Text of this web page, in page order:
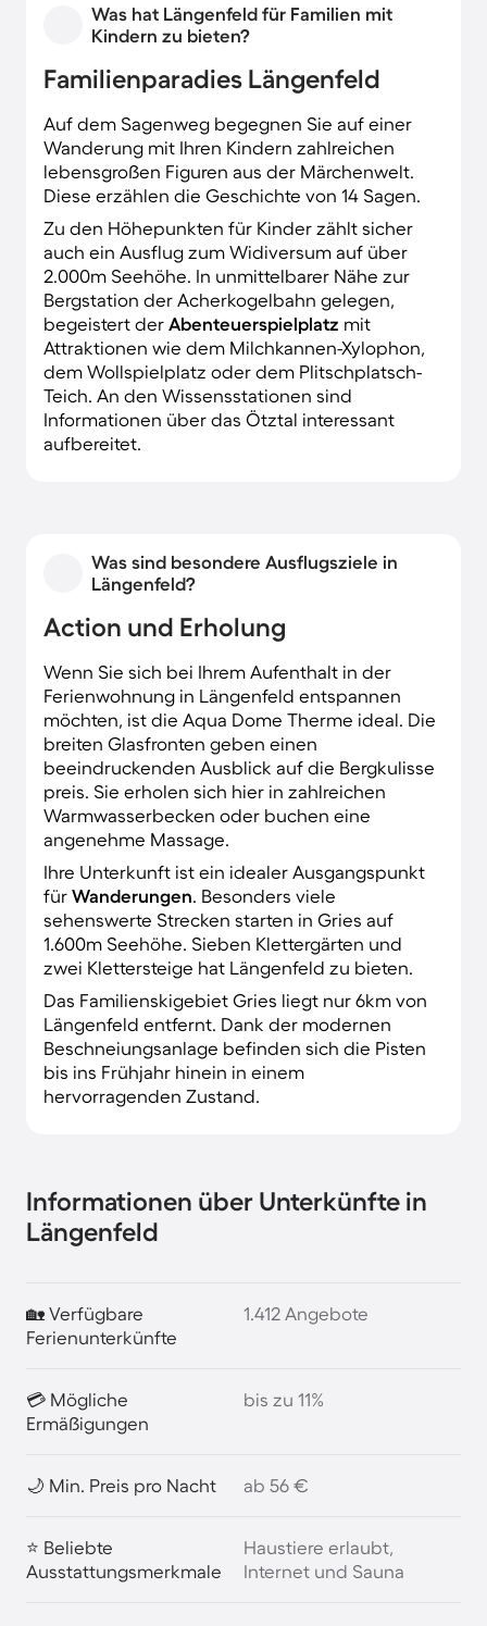
Was hat Längenfeld für Familien mit
Kindern zu bieten?
Familienparadies Längenfeld
Auf dem Sagenweg begegnen Sie auf einer
Wanderung mit Ihren Kindern zahlreichen
lebensgroßen Figuren aus der Märchenwelt.
Diese erzählen die Geschichte von 14 Sagen.
Zu den Höhepunkten für Kinder zählt sicher
auch ein Ausflug zum Widiversum auf über
2.000m Seehöhe. In unmittelbarer Nähe zur
Bergstation der Acherkogelbahn gelegen,
begeistert der Abenteuerspielplatz mit
Attraktionen wie dem Milchkannen-Xylophon,
dem Wollspielplatz oder dem Plitschplatsch-
Teich. An den Wissensstationen sind
Informationen über das Ötztal interessant
aufbereitet.
Was sind besondere Ausflugsziele in
Längenfeld?
Action und Erholung
Wenn Sie sich bei Ihrem Aufenthalt in der
Ferienwohnung in Längenfeld entspannen
möchten, ist die Aqua Dome Therme ideal. Die
breiten Glasfronten geben einen
beeindruckenden Ausblick auf die Bergkulisse
preis. Sie erholen sich hier in zahlreichen
Warmwasserbecken oder buchen eine
angenehme Massage.
Ihre Unterkunft ist ein idealer Ausgangspunkt
für Wanderungen. Besonders viele
sehenswerte Strecken starten in Gries auf
1.600m Seehöhe. Sieben Klettergärten und
zwei Klettersteige hat Längenfeld zu bieten.
Das Familienskigebiet Gries liegt nur 6km von
Längenfeld entfernt. Dank der modernen
Beschneiungsanlage befinden sich die Pisten
bis ins Frühjahr hinein in einem
hervorragenden Zustand.
Informationen über Unterkünfte in
Längenfeld
🏡 Verfügbare
Ferienunterkünfte
1.412 Angebote
💳 Mögliche
Ermäßigungen
bis zu 11%
🌙 Min. Preis pro Nacht ab 56 €
⭐ Beliebte
Ausstattungsmerkmale
Haustiere erlaubt,
Internet und Sauna